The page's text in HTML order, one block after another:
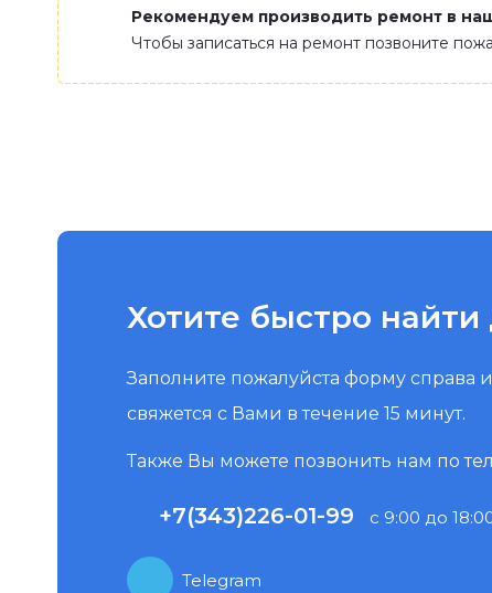
Рекомендуем производить ремонт в
Чтобы записаться на ремонт позвоните
Хотите быстро найти
Заполните пожалуйста форму
свяжется с Вами в течение 15 минут.
Также Вы можете позвонить нам по
+7(343)226-01-99 с 9:00 до
Telegram